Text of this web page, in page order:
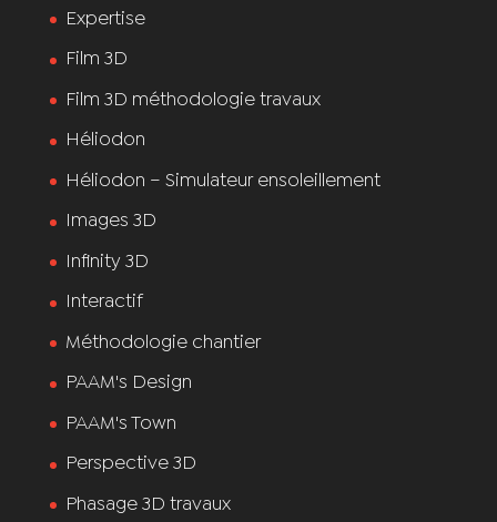
Expertise
Film 3D
Film 3D méthodologie travaux
Héliodon
Héliodon – Simulateur ensoleillement
Images 3D
Infinity 3D
Interactif
Méthodologie chantier
PAAM's Design
PAAM's Town
Perspective 3D
Phasage 3D travaux